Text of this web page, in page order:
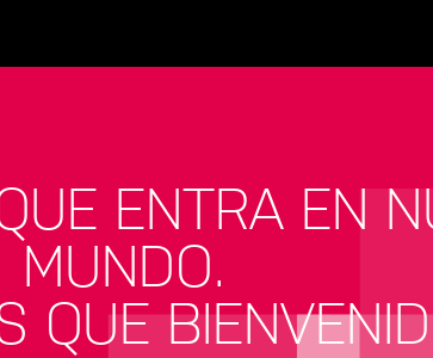
ENTRA EN
MUNDO.
QUE